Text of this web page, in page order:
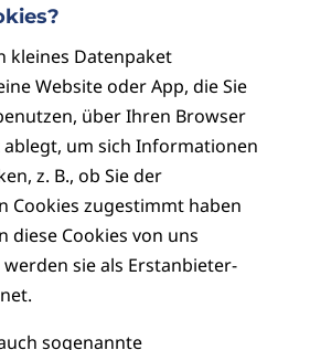
kleines Datenpaket
Website oder App, die Sie
über Ihren Browser
um sich Informationen
z. B., ob Sie der
Cookies zugestimmt haben
diese Cookies von uns
sie als Erstanbieter-
sogenannte